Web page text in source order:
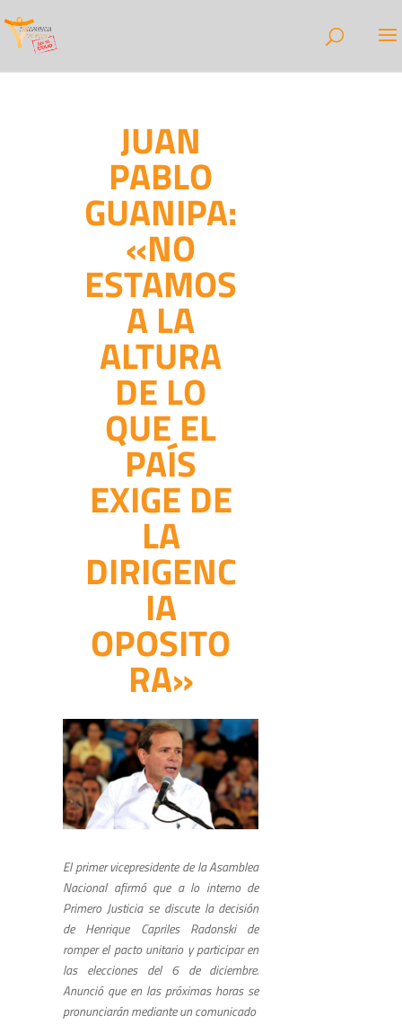
JUAN
PABLO
GUANIPA:
«NO
ESTAMOS
A LA
ALTURA
DE LO
QUE EL
PAÍS
EXIGE DE
LA
DIRIGENC
IA
OPOSITO
RA»
El primer vicepresidente de la Asamblea
Nacional afirmó que a lo interno de
Primero Justicia se discute la decisión
de Henrique Capriles Radonski de
romper el pacto unitario y participar en
las elecciones del 6 de diciembre.
Anunció que en las próximas horas se
pronunciarán mediante un comunicado